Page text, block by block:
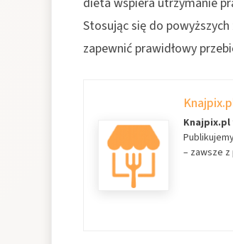
Stosując się do
zapewnić prawidłowy
Knajpix.pl
– zawsze